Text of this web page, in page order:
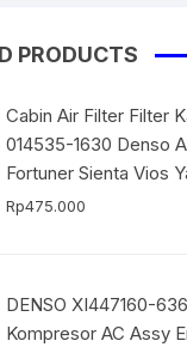
PRODUCTS
Cabin Air Filter Filter
014535-1630 Denso
Fortuner Sienta Vios
Rp475.000
DENSO XI447160-
Kompresor AC Assy